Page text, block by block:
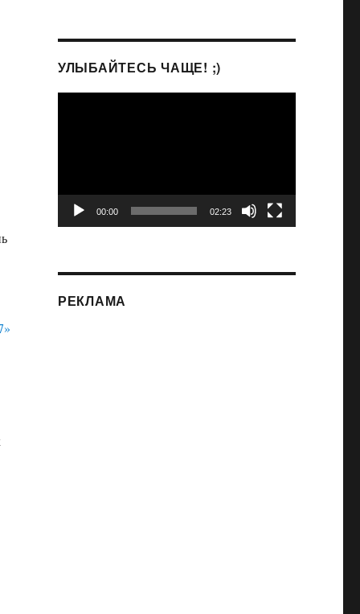
УЛЫБАЙТЕСЬ ЧАЩЕ! ;)
00:00 02:23
РЕКЛАМА